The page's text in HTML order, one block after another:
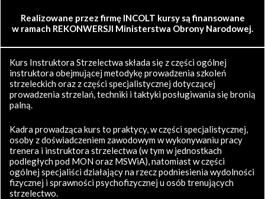
Realizowane przez firmę INCOLT kursy są finansowane
w ramach REKONWERSJI Ministerstwa Obrony Narodowej.
Kurs Instruktora Strzelectwa składa się z części ogólnej
instruktora obejmującej metodykę prowadzenia szkoleń
strzeleckich oraz z części specjalistycznej dotyczącej
prowadzenia strzelań, techniki i taktyki posługiwania się bronią
palną.
Kadra prowadząca kurs to praktycy, w części specjalistycznej,
osoby z doświadczeniem zawodowym w wykonywaniu pracy
trenera i instruktora strzelectwa (w tym w jednostkach
podległych pod MON oraz MSWiA), natomiast w części
ogólnej specjaliści działający na rzecz podniesienia wydolności
fizycznej i sprawności psychofizycznej u osób trenujących
strzelectwo.